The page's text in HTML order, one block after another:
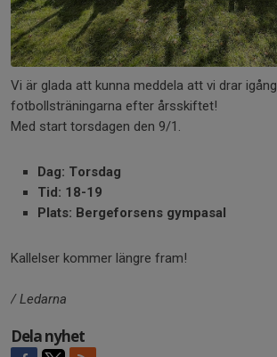
Vi är glada att kunna meddela att vi drar
fotbollsträningarna efter årsskiftet!
Med start torsdagen den 9/1.
Dag: Torsdag
Tid: 18-19
Plats: Bergeforsens gympasal
Kallelser kommer längre fram!
/ Ledarna
Dela nyhet